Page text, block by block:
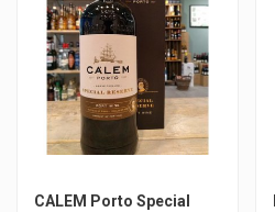
CALEM Porto Special